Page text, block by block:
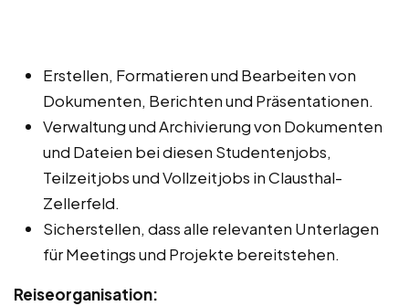
Erstellen, Formatieren und Bearbeiten von
Dokumenten, Berichten und Präsentationen.
Verwaltung und Archivierung von Dokumenten
und Dateien bei diesen Studentenjobs,
Teilzeitjobs und Vollzeitjobs in Clausthal-
Zellerfeld.
Sicherstellen, dass alle relevanten Unterlagen
für Meetings und Projekte bereitstehen.
Reiseorganisation: